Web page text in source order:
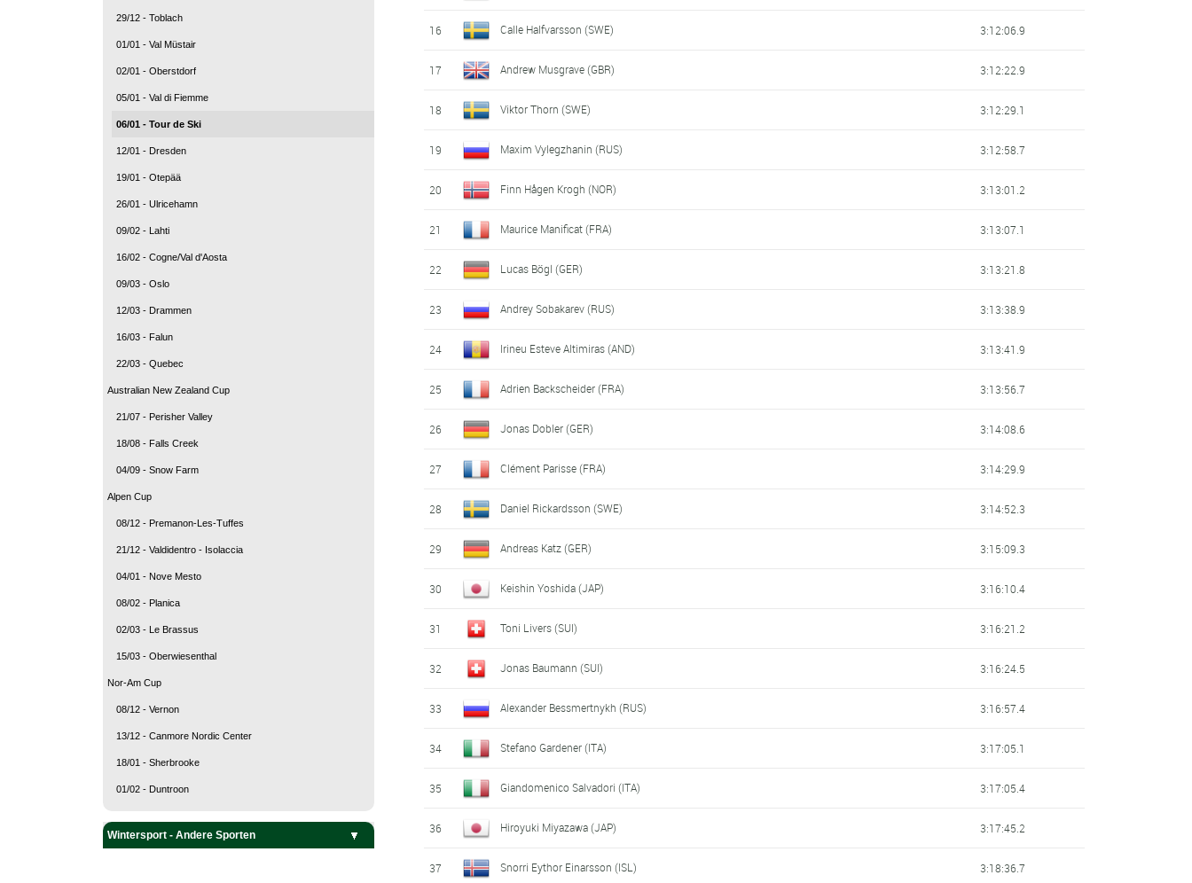
29/12 - Toblach
01/01 - Val Müstair
02/01 - Oberstdorf
05/01 - Val di Fiemme
06/01 - Tour de Ski
12/01 - Dresden
19/01 - Otepää
26/01 - Ulricehamn
09/02 - Lahti
16/02 - Cogne/Val d'Aosta
09/03 - Oslo
12/03 - Drammen
16/03 - Falun
22/03 - Quebec
Australian New Zealand Cup
21/07 - Perisher Valley
18/08 - Falls Creek
04/09 - Snow Farm
Alpen Cup
08/12 - Premanon-Les-Tuffes
21/12 - Valdidentro - Isolaccia
04/01 - Nove Mesto
08/02 - Planica
02/03 - Le Brassus
15/03 - Oberwiesenthal
Nor-Am Cup
08/12 - Vernon
13/12 - Canmore Nordic Center
18/01 - Sherbrooke
01/02 - Duntroon
Wintersport - Andere Sporten
Ploegsporten
Curling
Ijshockey
Sneeuw sporten
Alpijnse Ski
Biathlon
Freestyle Skiën
Langlaufen
Noordse Combinatie
Skispringen
Snowboarden
Toerskiën
Ijssporten
Bobsleeën
Kunstrijden
Rodelen
Short Track
Skeleton
Snelschaatsen
16 Calle Halfvarsson (SWE) 3:12:06.9
17 Andrew Musgrave (GBR) 3:12:22.9
18 Viktor Thorn (SWE) 3:12:29.1
19 Maxim Vylegzhanin (RUS) 3:12:58.7
20 Finn Hågen Krogh (NOR) 3:13:01.2
21 Maurice Manificat (FRA) 3:13:07.1
22 Lucas Bögl (GER) 3:13:21.8
23 Andrey Sobakarev (RUS) 3:13:38.9
24 Irineu Esteve Altimiras (AND) 3:13:41.9
25 Adrien Backscheider (FRA) 3:13:56.7
26 Jonas Dobler (GER) 3:14:08.6
27 Clément Parisse (FRA) 3:14:29.9
28 Daniel Rickardsson (SWE) 3:14:52.3
29 Andreas Katz (GER) 3:15:09.3
30 Keishin Yoshida (JAP) 3:16:10.4
31 Toni Livers (SUI) 3:16:21.2
32 Jonas Baumann (SUI) 3:16:24.5
33 Alexander Bessmertnykh (RUS) 3:16:57.4
34 Stefano Gardener (ITA) 3:17:05.1
35 Giandomenico Salvadori (ITA) 3:17:05.4
36 Hiroyuki Miyazawa (JAP) 3:17:45.2
37 Snorri Eythor Einarsson (ISL) 3:18:36.7